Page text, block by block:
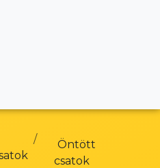
Öntött
csatok